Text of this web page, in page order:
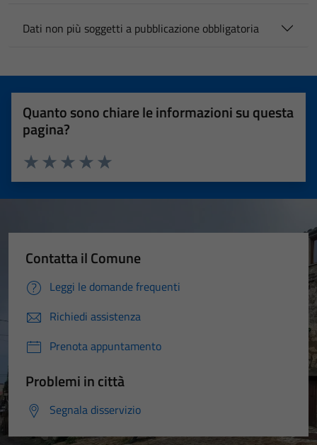
Dati non più soggetti a pubblicazione obbligatoria
Quanto sono chiare le informazioni su questa
pagina?
Valuta 5 stelle su 5
Valuta 4 stelle su 5
Valuta 3 stelle su 5
Valuta 2 stelle su 5
Valuta 1 stelle su 5
Contatta il Comune
Leggi le domande frequenti
Richiedi assistenza
Prenota appuntamento
Problemi in città
Segnala disservizio